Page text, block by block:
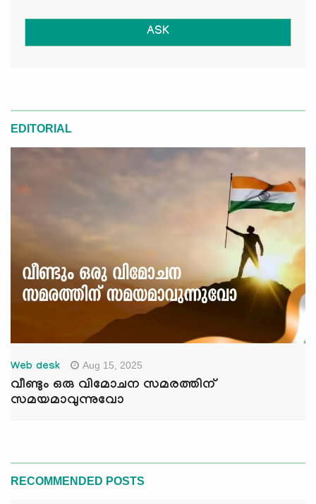
ASK
EDITORIAL
Web desk Aug 15, 2025
വീണ്ടും ഒരു വിമോചന സമരത്തിന്
സമയമാവുന്നുവോ
RECOMMENDED POSTS